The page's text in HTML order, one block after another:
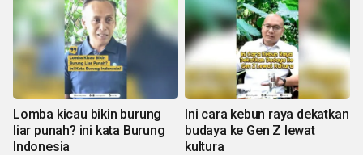
Lomba kicau bikin burung
liar punah? ini kata Burung
Indonesia
Ini cara kebun raya dekatkan
budaya ke Gen Z lewat
kultura